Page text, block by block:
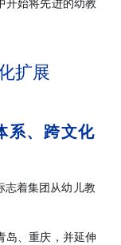
开始将先进的幼教
扩展
系、跨文化
志着集团从幼儿教
岛、重庆，并延伸